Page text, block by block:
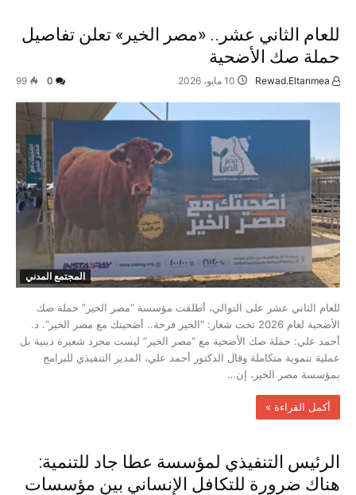
للعام الثاني عشر.. «مصر الخير» تعلن تفاصيل
حملة صك الأضحية
10 مايو، 2026 99
المجتمع المدني
للعام الثاني عشر على التوالي، أطلقت مؤسسة “مصر الخير” حملة صك
الأضحية لعام 2026 تحت شعار: “الخير فرحة.. أضحيتك مع مصر الخير”. د.
أحمد علي: حملة صك الأضحية مع “مصر الخير” ليست مجرد شعيرة دينية بل
عملية تنموية متكاملة وقال الدكتور أحمد علي، المدير التنفيذي للبرامج
بمؤسسة مصر الخير، إن…
‫أكمل القراءة »‬
الرئيس التنفيذي لمؤسسة عطا جاد للتنمية:
هناك ضرورة للتكافل الإنساني بين مؤسسات